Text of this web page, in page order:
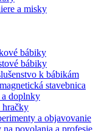
a misky
bábiky
bábiky
k bábikám
stavebnica
doplnky
hračky
a objavovanie